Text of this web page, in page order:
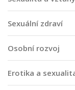
Sexuální zdraví
Osobní rozvoj
Erotika a